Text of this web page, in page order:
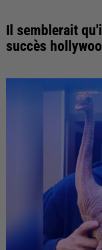
Il semblerait
succès